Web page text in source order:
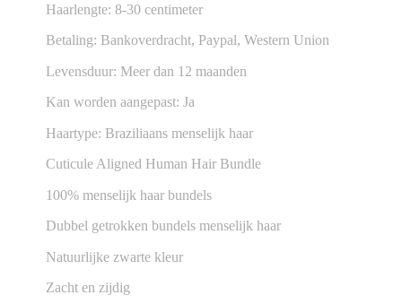
Haarlengte: 8-30 centimeter
Betaling: Bankoverdracht, Paypal, Western Union
Levensduur: Meer dan 12 maanden
Kan worden aangepast: Ja
Haartype: Braziliaans menselijk haar
Cuticule Aligned Human Hair Bundle
100% menselijk haar bundels
Dubbel getrokken bundels menselijk haar
Natuurlijke zwarte kleur
Zacht en zijdig